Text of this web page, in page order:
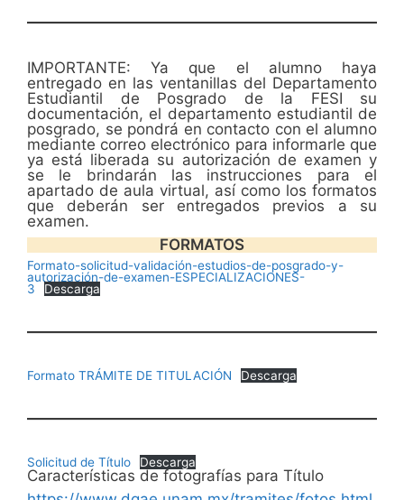
IMPORTANTE: Ya que el alumno haya
entregado en las ventanillas del Departamento
Estudiantil de Posgrado de la FESI su
documentación, el departamento estudiantil de
posgrado, se pondrá en contacto con el alumno
mediante correo electrónico para informarle que
ya está liberada su autorización de examen y
se le brindarán las instrucciones para el
apartado de aula virtual, así como los formatos
que deberán ser entregados previos a su
examen.
FORMATOS
Formato-solicitud-validación-estudios-de-posgrado-y-
autorización-de-examen-ESPECIALIZACIONES-
3
Descarga
Formato TRÁMITE DE TITULACIÓN Descarga
Solicitud de Título Descarga
Características de fotografías para Título